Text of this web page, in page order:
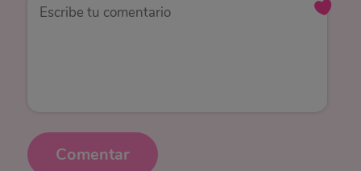
Comentar